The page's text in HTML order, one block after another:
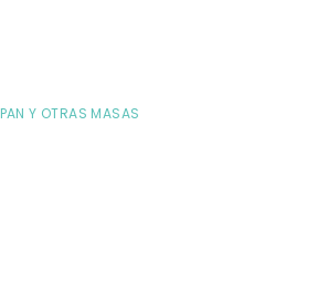
PAN Y OTRAS MASAS